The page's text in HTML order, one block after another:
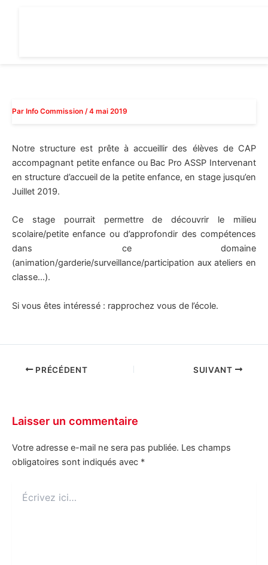
Par Info Commission /4 mai 2019
Notre structure est prête à accueillir des élèves de CAP
accompagnant petite enfance ou Bac Pro ASSP Intervenant
en structure d’accueil de la petite enfance, en stage jusqu’en
Juillet 2019.
Ce stage pourrait permettre de découvrir le milieu
scolaire/petite enfance ou d’approfondir des compétences
dans ce domaine
(animation/garderie/surveillance/participation aux ateliers en
classe…).
Si vous êtes intéressé : rapprochez vous de l’école.
PRÉCÉDENT SUIVANT
Laisser un commentaire
Votre adresse e-mail ne sera pas publiée. Les champs
obligatoires sont indiqués avec *
ici…